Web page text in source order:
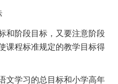
阶段目标，又要注意阶段
课程标准规定的教学目标得
学习的总目标和小学高年